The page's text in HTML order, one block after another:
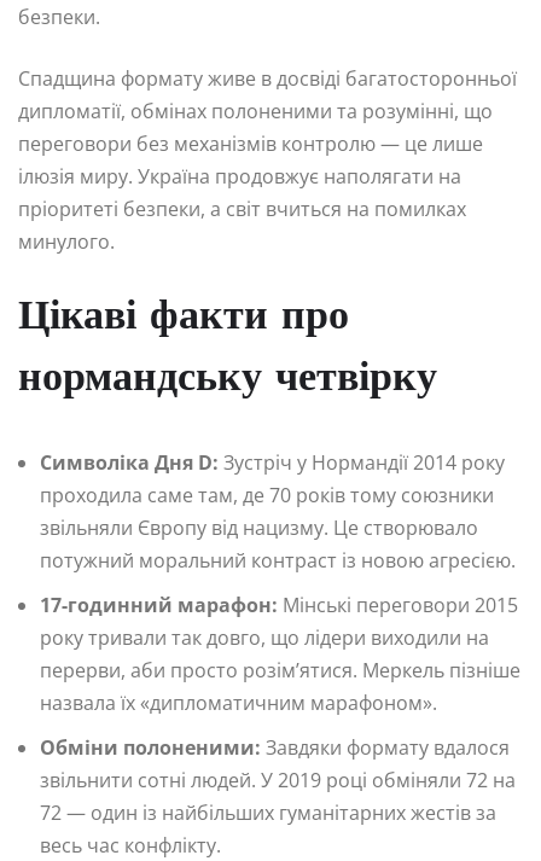
безпеки.
Спадщина формату живе в досвіді багатосторонньої
дипломатії, обмінах полоненими та розумінні, що
переговори без механізмів контролю — це лише
ілюзія миру. Україна продовжує наполягати на
пріоритеті безпеки, а світ вчиться на помилках
минулого.
Цікаві факти про
нормандську четвірку
Символіка Дня D: Зустріч у Нормандії 2014 року
проходила саме там, де 70 років тому союзники
звільняли Європу від нацизму. Це створювало
потужний моральний контраст із новою агресією.
17-годинний марафон: Мінські переговори 2015
року тривали так довго, що лідери виходили на
перерви, аби просто розім’ятися. Меркель пізніше
назвала їх «дипломатичним марафоном».
Обміни полоненими: Завдяки формату вдалося
звільнити сотні людей. У 2019 році обміняли 72 на
72 — один із найбільших гуманітарних жестів за
весь час конфлікту.